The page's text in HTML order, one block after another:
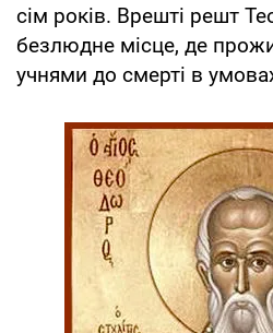
сім років. Врешті решт
безлюдне місце, де
учнями до смерті в